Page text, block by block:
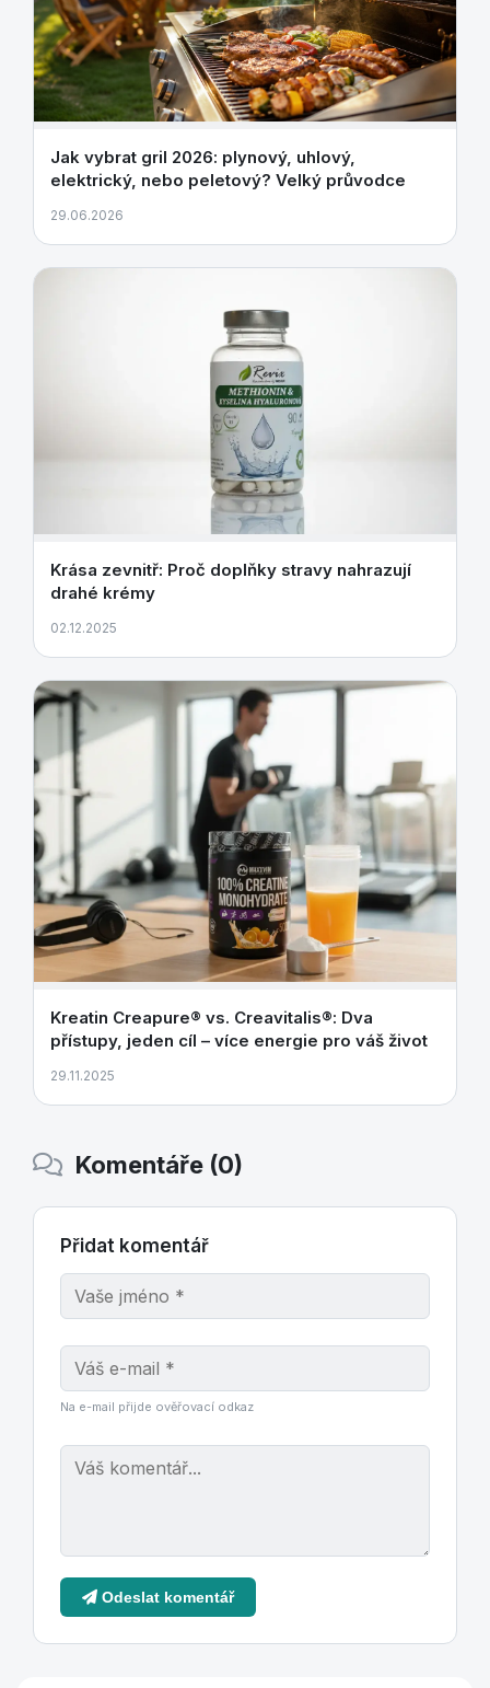
Jak vybrat gril 2026: plynový, uhlový,
elektrický, nebo peletový? Velký průvodce
29.06.2026
Krása zevnitř: Proč doplňky stravy nahrazují
drahé krémy
02.12.2025
Kreatin Creapure® vs. Creavitalis®: Dva
přístupy, jeden cíl – více energie pro váš život
29.11.2025
Komentáře (0)
Přidat komentář
Na e-mail přijde ověřovací odkaz
Odeslat komentář